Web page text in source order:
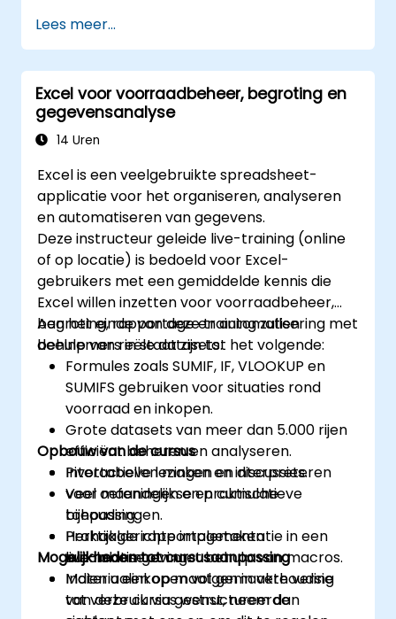
presentaties ontwerpen in PowerPoint.
Samenwerkingsfuncties tussen alle
Microsoft Office-programma's optimaal
benutten.
Lees meer...
Excel voor voorraadbeheer, begroting en
gegevensanalyse
14 Uren
Excel is een veelgebruikte spreadsheet-
applicatie voor het organiseren, analyseren
en automatiseren van gegevens.
Deze instructeur geleide live-training (online
of op locatie) is bedoeld voor Excel-
gebruikers met een gemiddelde kennis die
Excel willen inzetten voor voorraadbeheer,
begroting, rapportage en automatisering met
behulp van reële datasets.
Aan het einde van deze training zullen
deelnemers in staat zijn tot het volgende:
Formules zoals SUMIF, IF, VLOOKUP en
SUMIFS gebruiken voor situaties rond
voorraad en inkopen.
Grote datasets van meer dan 5.000 rijen
efficiënt beheren en analyseren.
Pivottabellen maken en interpreteren
voor maandelijkse en cumulatieve
bijhouding.
Herhaalde rapportagetaken
automatiseren met behulp van macros.
Materiaalinkopen volgen in verhouding
tot verbruik via gestructureerde
Opbouw van de cursus
Interactieve lezingen en discussies.
Veel oefeningen en praktische
toepassingen.
Praktijkgerichte implementatie in een
live-labomgeving.
Mogelijkheden tot cursusaanpassing
Indien u een op maat gemaakte versie
van deze cursus wenst, neem dan